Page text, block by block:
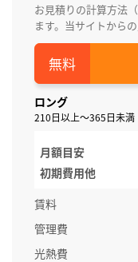
お見積りの計算方法
ます。当サイトから
ロング
210日以上～365日未満
月額目安
初期費用他
賃料
管理費
光熱費